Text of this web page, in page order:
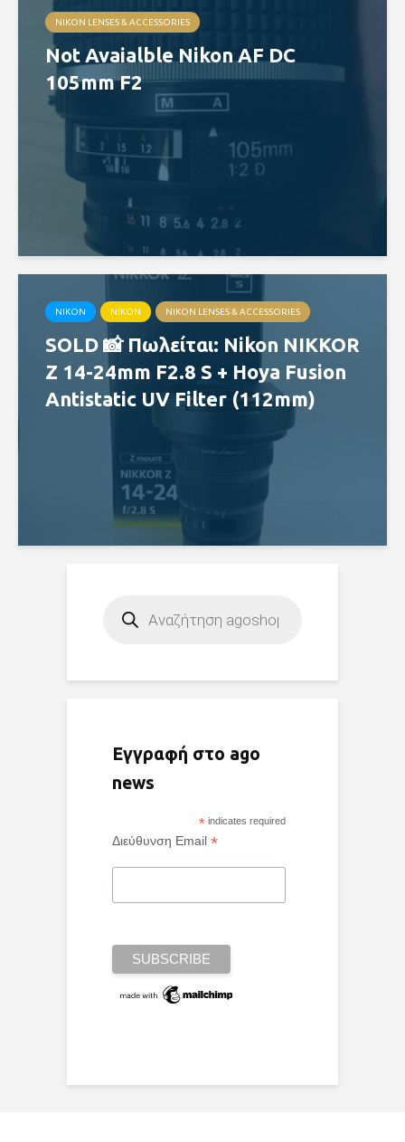
NIKON LENSES & ACCESSORIES
Not Avaialble Nikon AF DC
105mm F2
NIKON NIKON NIKON LENSES & ACCESSORIES
SOLD 📸 Πωλείται: Nikon NIKKOR
Z 14-24mm F2.8 S + Hoya Fusion
Antistatic UV Filter (112mm)
search
Εγγραφή στο ago
news
* indicates required
Διεύθυνση Email *